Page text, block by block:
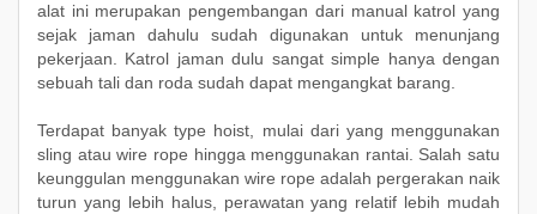
alat ini merupakan pengembangan dari manual katrol yang
sejak jaman dahulu sudah digunakan untuk menunjang
pekerjaan. Katrol jaman dulu sangat simple hanya dengan
sebuah tali dan roda sudah dapat mengangkat barang.
Terdapat banyak type hoist, mulai dari yang menggunakan
sling atau wire rope hingga menggunakan rantai. Salah satu
keunggulan menggunakan wire rope adalah pergerakan naik
turun yang lebih halus, perawatan yang relatif lebih mudah